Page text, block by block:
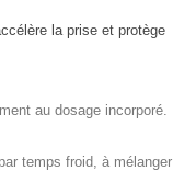
la prise et protège
au dosage incorporé.
temps froid, à mélanger